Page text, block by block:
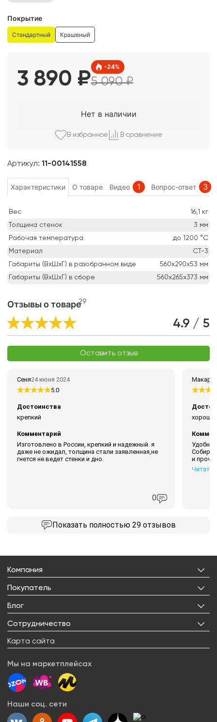
Покрытие
Стандартный Крашеный
Артикул: 11-00141558
3 890 ₽
-24%
5 090₽
Нет в наличии
В избранное В сравнение
Характеристики О товаре Видео 1 Вопрос-ответ 3
Вес 16,1 кг
Толщина стенок
3 мм
Рабочая температура
до 1200 °C
Материал
СТ-3
Габариты (ВхШхГ) в разобранном виде
560х290х53 мм
Габариты (ВхШхГ) в сборе
560х265х373 мм
Отзывы о товаре29
4.9 / 5
Оставить отзыв
Сеня24 июня 2024
5.0
Достоинства
крепкий
Комментарий
Изготовлено в России, крепкий и надежный. я
даже не ожидал, толщина стали заявленная,не
гнется не ведет стенки и дно.
0
Макар
Удобно
и проч.
Читать
Показать полностью 29 отзывов
Компания
О нас
Лицензии
Реквизиты
Правовая информация
Контакты
Покупатель
Личный кабинет
Избранное
Доставка
Возврат товара
Сервисный центр
Как заказать
Вопрос-ответ
Блог
Все статьи
О товарах
Сотрудничество
Оптовым покупателям
Арендодателям
Блогерам
Карта сайта
Мы на маркетплейсах
Наши соц. сети